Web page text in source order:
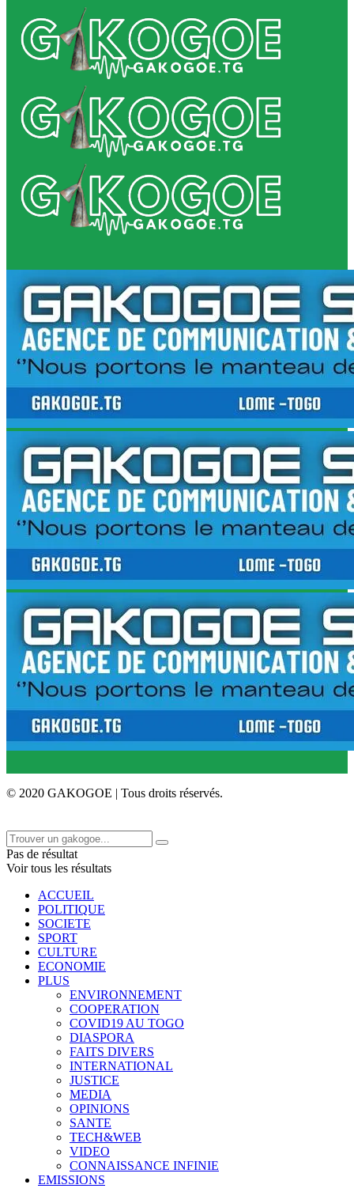
© 2020 GAKOGOE | Tous droits réservés.
Pas de résultat
Voir tous les résultats
ACCUEIL
POLITIQUE
SOCIETE
SPORT
CULTURE
ECONOMIE
PLUS
ENVIRONNEMENT
COOPERATION
COVID19 AU TOGO
DIASPORA
FAITS DIVERS
INTERNATIONAL
JUSTICE
MEDIA
OPINIONS
SANTE
TECH&WEB
VIDEO
CONNAISSANCE INFINIE
EMISSIONS